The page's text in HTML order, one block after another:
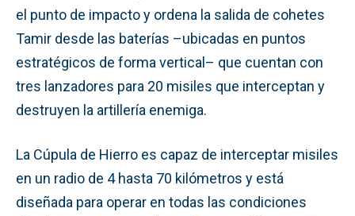
el punto de impacto y ordena la salida de cohetes
Tamir desde las baterías –ubicadas en puntos
estratégicos de forma vertical– que cuentan con
tres lanzadores para 20 misiles que interceptan y
destruyen la artillería enemiga.
La Cúpula de Hierro es capaz de interceptar misiles
en un radio de 4 hasta 70 kilómetros y está
diseñada para operar en todas las condiciones